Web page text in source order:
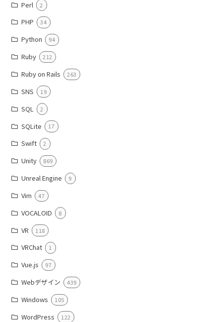
Perl 2
PHP 34
Python 94
Ruby 212
Ruby on Rails 263
SNS 19
SQL 2
SQLite 17
Swift 2
Unity 869
Unreal Engine 9
Vim 47
VOCALOID 8
VR 118
VRChat 1
Vue.js 97
Webデザイン 439
Windows 105
WordPress 122